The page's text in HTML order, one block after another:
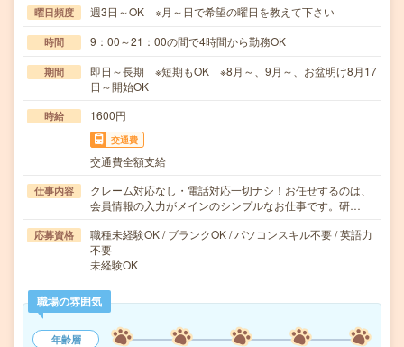
曜日頻度 週3日～OK ※月～日で希望の曜日を教えて下さい
時間 9：00～21：00の間で4時間から勤務OK
期間
即日～長期 ※短期もOK ※8月～、9月～、お盆明け8月17
日～開始OK
時給 1600円
交通費
交通費全額支給
仕事内容
クレーム対応なし・電話対応一切ナシ！お任せするのは、
会員情報の入力がメインのシンプルなお仕事です。研…
応募資格
職種未経験OK / ブランクOK / パソコンスキル不要 / 英語力
不要
未経験OK
職場の雰囲気
年齢層